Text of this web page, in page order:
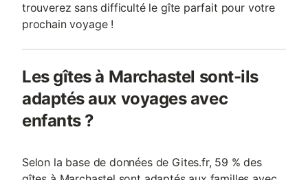
trouverez sans difficulté le gîte parfait pour votre
prochain voyage !
Les gîtes à Marchastel sont-ils
adaptés aux voyages avec
enfants ?
Selon la base de données de Gites.fr, 59 % des